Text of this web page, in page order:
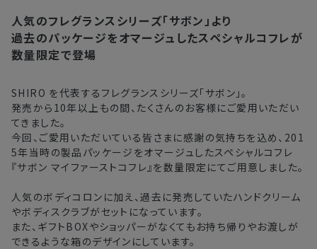
注文後、お届けまでにかかる日数の目安
北海道
東北・関東・中部・関西 2〜3日
中国・四国・九州
沖縄県・離島 5〜8日
※以下に該当する場合、上記の日程で発送できない場合がござ
います。
・交通状況や天候による遅延
・ラッピングのご注文、繁忙期および休業期間中
※ オンラインストアでご購入の場合、発送完了メールの翌日から10日
間。対象の直営店舗でご購入の場合、購入日の翌日から7日間
人気のフレグランスシリーズ「サボン」より
過去のパッケージをオマージュしたスペシャルコフレが
数量限定で登場
SHIRO を代表するフレグランスシリーズ「サボン」。
発売から10年以上もの間、たくさんのお客様にご愛用いただい
てきました。
今回、ご愛用いただいている皆さまに感謝の気持ちを込め、201
5年当時の製品パッケージをオマージュしたスペシャルコフレ
『サボン マイファーストコフレ』を数量限定にてご用意しました。
人気のボディコロンに加え、過去に発売していたハンドクリーム
やボディスクラブがセットになっています。
また、ギフトBOXやショッパーがなくてもお持ち帰りやお渡しが
できるような箱のデザインにしています。